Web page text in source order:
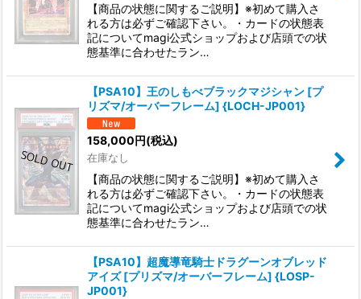
【商品の状態に関するご説明】※初めて購入さ
れる方は必ずご確認下さい。・カードの状態表
記についてmagi公式ショップおよび店頭での状
態基準に合わせたラン…
【PSA10】王のしもべブラックマジシャン [プ
リズマ/オーバーフレーム] {LOCH-JP001}
158,000円(税込)
在庫なし
【商品の状態に関するご説明】※初めて購入さ
れる方は必ずご確認下さい。・カードの状態表
記についてmagi公式ショップおよび店頭での状
態基準に合わせたラン…
【PSA10】超魔導竜騎士ドラグーンオブレッド
アイズ [プリズマ/オーバーフレーム] {LOSP-
JP001}